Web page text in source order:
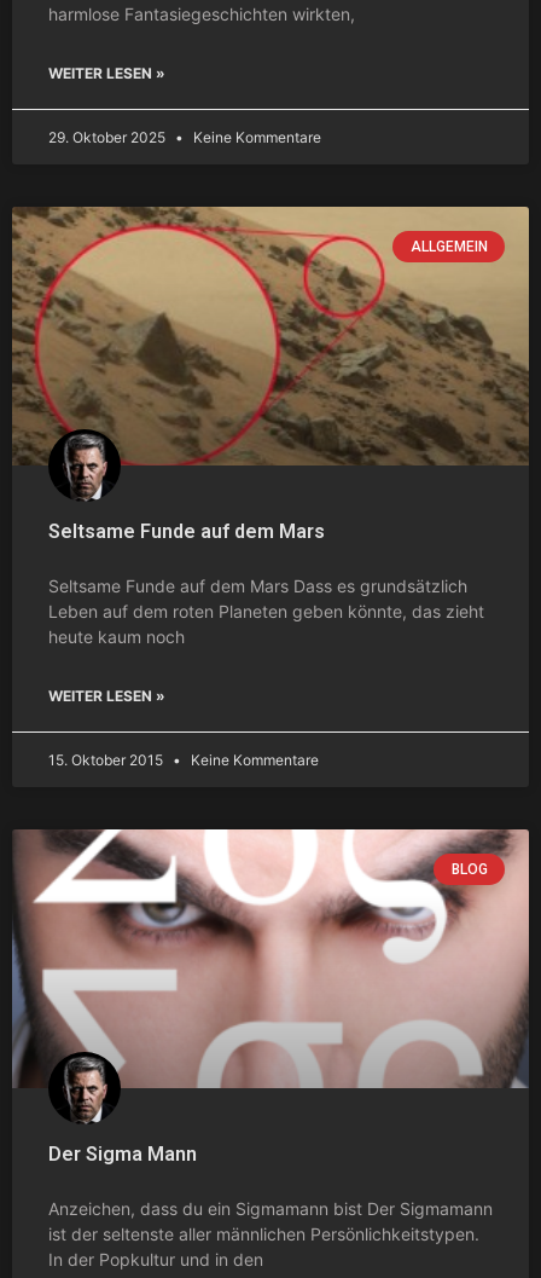
harmlose Fantasiegeschichten wirkten,
WEITER LESEN »
29. Oktober 2025 Keine Kommentare
ALLGEMEIN
Seltsame Funde auf dem Mars
Seltsame Funde auf dem Mars Dass es grundsätzlich
Leben auf dem roten Planeten geben könnte, das zieht
heute kaum noch
WEITER LESEN »
15. Oktober 2015 Keine Kommentare
BLOG
Der Sigma Mann
Anzeichen, dass du ein Sigmamann bist Der Sigmamann
ist der seltenste aller männlichen Persönlichkeitstypen.
In der Popkultur und in den